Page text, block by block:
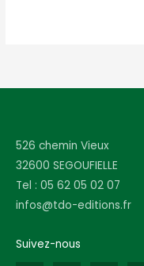
526 chemin Vieux
32600 SEGOUFIELLE
Tel : 05 62 05 02 07
infos@tdo-editions.fr
Suivez-nous